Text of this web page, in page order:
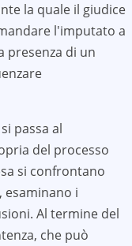
la quale il giudice
l'imputato a
presenza di un
passa al
del processo
si confrontano
esaminano i
Al termine del
che può